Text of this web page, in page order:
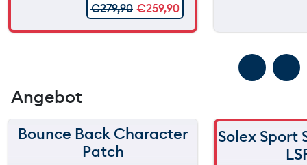
€279,90 €259,90
Angebot
Bounce Back Character
Patch
Solex Sport